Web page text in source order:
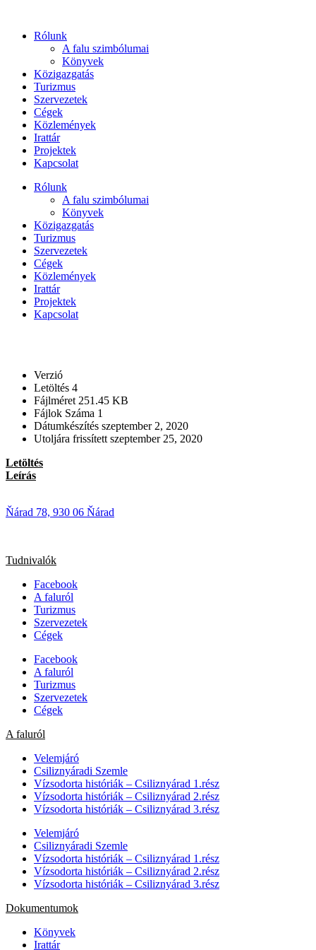
tartalomhoz
Rólunk
A falu szimbólumai
Könyvek
Közigazgatás
Turizmus
Szervezetek
Cégek
Közlemények
Irattár
Projektek
Kapcsolat
Rólunk
A falu szimbólumai
Könyvek
Közigazgatás
Turizmus
Szervezetek
Cégek
Közlemények
Irattár
Projektek
Kapcsolat
Verzió
Letöltés 4
Fájlméret 251.45 KB
Fájlok Száma 1
Dátumkészítés szeptember 2, 2020
Utoljára frissített szeptember 25, 2020
Letöltés
Leírás
Ňárad 78, 930 06 Ňárad
Tudnivalók
Facebook
A faluról
Turizmus
Szervezetek
Cégek
Facebook
A faluról
Turizmus
Szervezetek
Cégek
A faluról
Velemjáró
Csiliznyáradi Szemle
Vízsodorta históriák – Csiliznyárad 1.rész
Vízsodorta históriák – Csiliznyárad 2.rész
Vízsodorta históriák – Csiliznyárad 3.rész
Velemjáró
Csiliznyáradi Szemle
Vízsodorta históriák – Csiliznyárad 1.rész
Vízsodorta históriák – Csiliznyárad 2.rész
Vízsodorta históriák – Csiliznyárad 3.rész
Dokumentumok
Könyvek
Irattár